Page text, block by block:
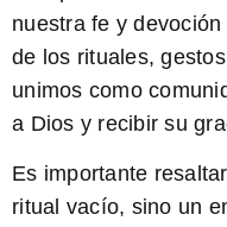
nuestra fe y
de los rituales,
unimos como
a Dios y recibir su
Es importante
ritual vacío, sino un